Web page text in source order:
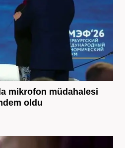
mikrofon müdahalesi
oldu